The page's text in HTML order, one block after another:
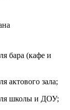
бара (кафе и
актового зала;
школы и ДОУ;